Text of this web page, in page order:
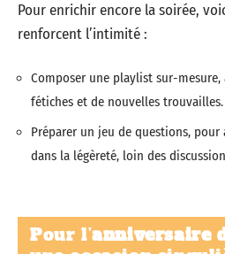
Pour enrichir encore la soirée,
renforcent l’intimité :
Composer une playlist sur-
fétiches et de nouvelles trouvailles.
Préparer un jeu de questions, pour
dans la légèreté, loin des
Pour l’anniversaire